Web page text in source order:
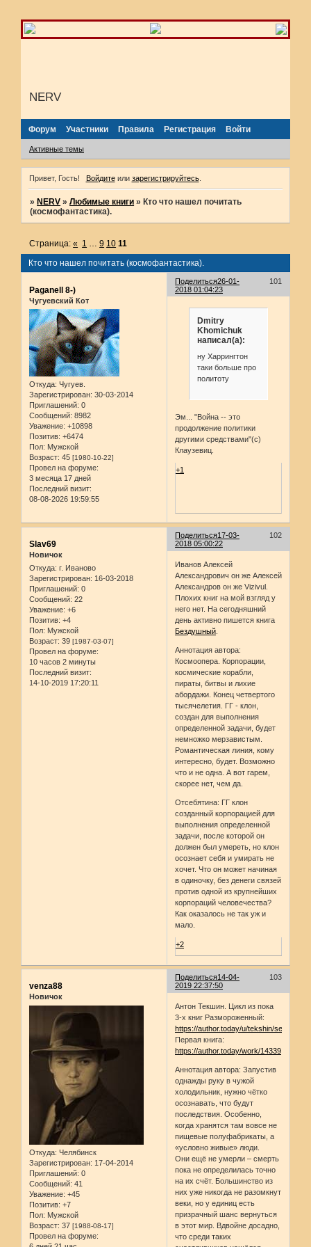
NERV
Форум Участники Правила Регистрация Войти
Активные темы
Привет, Гость! Войдитеили зарегистрируйтесь.
»NERV »Любимые книги »Кто что нашел почитать
(космофантастика).
Кто что нашел почитать (космофантастика).
Страница:« 1 … 9 10 11
Поделиться 101
26-01-
2018 01:04:23
Paganell 8-)
Чугуевский Кот
Откуда: Чугуев.
Зарегистрирован: 30-03-2014
Приглашений: 0
Сообщений: 8982
Уважение: +10898
Позитив: +6474
Пол: Мужской
Возраст: 45 [1980-10-22]
Провел на форуме:
3 месяца 17 дней
Последний визит:
08-08-2026 19:59:55
Dmitry
Khomichuk
написал(а):
ну Харрингтон
таки больше про
политоту
Эм... "Война -- это
продолжение политики
другими средствами"(с)
Клаузевиц.
+1
Поделиться 102
17-03-
2018 05:00:22
Slav69
Новичок
Откуда: г. Иваново
Зарегистрирован: 16-03-2018
Приглашений: 0
Сообщений: 22
Уважение: +6
Позитив: +4
Пол: Мужской
Возраст: 39 [1987-03-07]
Провел на форуме:
10 часов 2 минуты
Последний визит:
14-10-2019 17:20:11
Иванов Алексей
Александрович он же Алексей
Александров он же Vizivul.
Плохих книг на мой взгляд у
него нет. На сегодняшний
день активно пишется книга
Бездушный
Аннотация автора:
Космоопера. Корпорации,
космические корабли,
пираты, битвы и лихие
абордажи. Конец четвертого
тысячелетия. ГГ - клон,
создан для выполнения
определенной задачи, будет
немножко мерзавистым.
Романтическая линия, кому
интересно, будет. Возможно
что и не одна. А вот гарем,
скорее нет, чем да.
Отсебятина: ГГ клон
созданный корпорацией для
выполнения определенной
задачи, после которой он
должен был умереть, но клон
осознает себя и умирать не
хочет. Что он может начиная
в одиночку, без денеги связей
против одной из крупнейших
корпораций человечества?
Как оказалось не так уж и
мало.
+2
Поделиться 103
14-04-
2019 22:37:50
venza88
Новичок
Откуда: Челябинск
Зарегистрирован: 17-04-2014
Приглашений: 0
Сообщений: 41
Уважение: +45
Позитив: +7
Пол: Мужской
Возраст: 37 [1988-08-17]
Провел на форуме:
Антон Текшин. Цикл из пока
3-х книг Размороженный:
https://author.today/u/tekshin/
Первая книга:
https://author.today/work/14339
Аннотация автора: Запустив
однажды руку в чужой
холодильник, нужно чётко
осознавать, что будут
последствия. Особенно,
когда хранятся там вовсе не
пищевые полуфабрикаты, а
«условно живые» люди.
Они ещё не умерли – смерть
пока не определилась точно
на их счёт. Большинство из
них уже никогда не разомкнут
веки, но у единиц есть
призрачный шанс вернуться
в этот мир. Вдвойне досадно,
что среди таких